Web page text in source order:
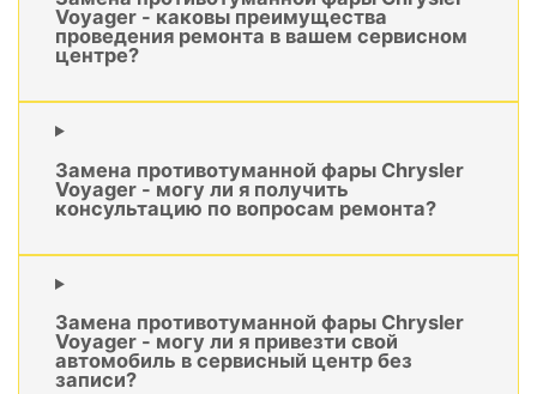
Voyager - каковы преимущества
проведения ремонта в вашем сервисном
центре?
Замена противотуманной фары Chrysler
Voyager - могу ли я получить
консультацию по вопросам ремонта?
Замена противотуманной фары Chrysler
Voyager - могу ли я привезти свой
автомобиль в сервисный центр без
записи?